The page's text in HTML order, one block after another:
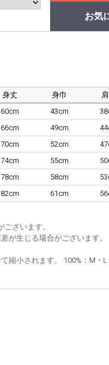
お気
身丈 身巾
60cm 43cm
66cm 49cm
70cm 52cm
74cm 55cm
78cm 58cm
82cm 61cm
ざいます。
が生じる場合がございます。
小されます。 100%：M・L